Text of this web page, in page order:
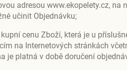
adresou www.ekopelety.cz, na
učinit Objednávku;
cenu Zboží, která je u
na Internetových stránkách
je platná v době doručení